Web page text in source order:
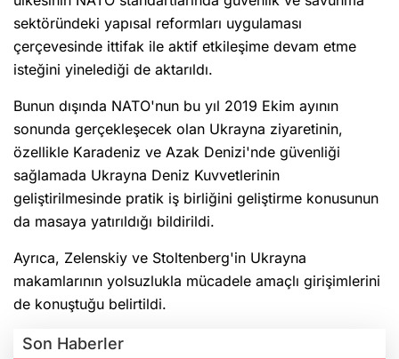
sektöründeki yapısal reformları uygulaması
çerçevesinde ittifak ile aktif etkileşime devam etme
isteğini yinelediği de aktarıldı.
Bunun dışında NATO'nun bu yıl 2019 Ekim ayının
sonunda gerçekleşecek olan Ukrayna ziyaretinin,
özellikle Karadeniz ve Azak Denizi'nde güvenliği
sağlamada Ukrayna Deniz Kuvvetlerinin
geliştirilmesinde pratik iş birliğini geliştirme konusunun
da masaya yatırıldığı bildirildi.
Ayrıca, Zelenskiy ve Stoltenberg'in Ukrayna
makamlarının yolsuzlukla mücadele amaçlı girişimlerini
de konuştuğu belirtildi.
Son Haberler